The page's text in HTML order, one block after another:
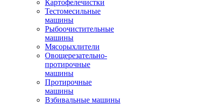
Картофелечистки
Тестомесильные
машины
Рыбоочистительные
машины
Мясорыхлители
Овощерезательно-
протирочные
машины
Протирочные
машины
Взбивальные машины